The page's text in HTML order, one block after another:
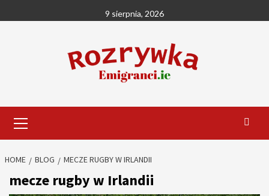
to
9 sierpnia, 2026
Menu
HOME BLOG MECZE RUGBY W IRLANDII
mecze rugby w Irlandii